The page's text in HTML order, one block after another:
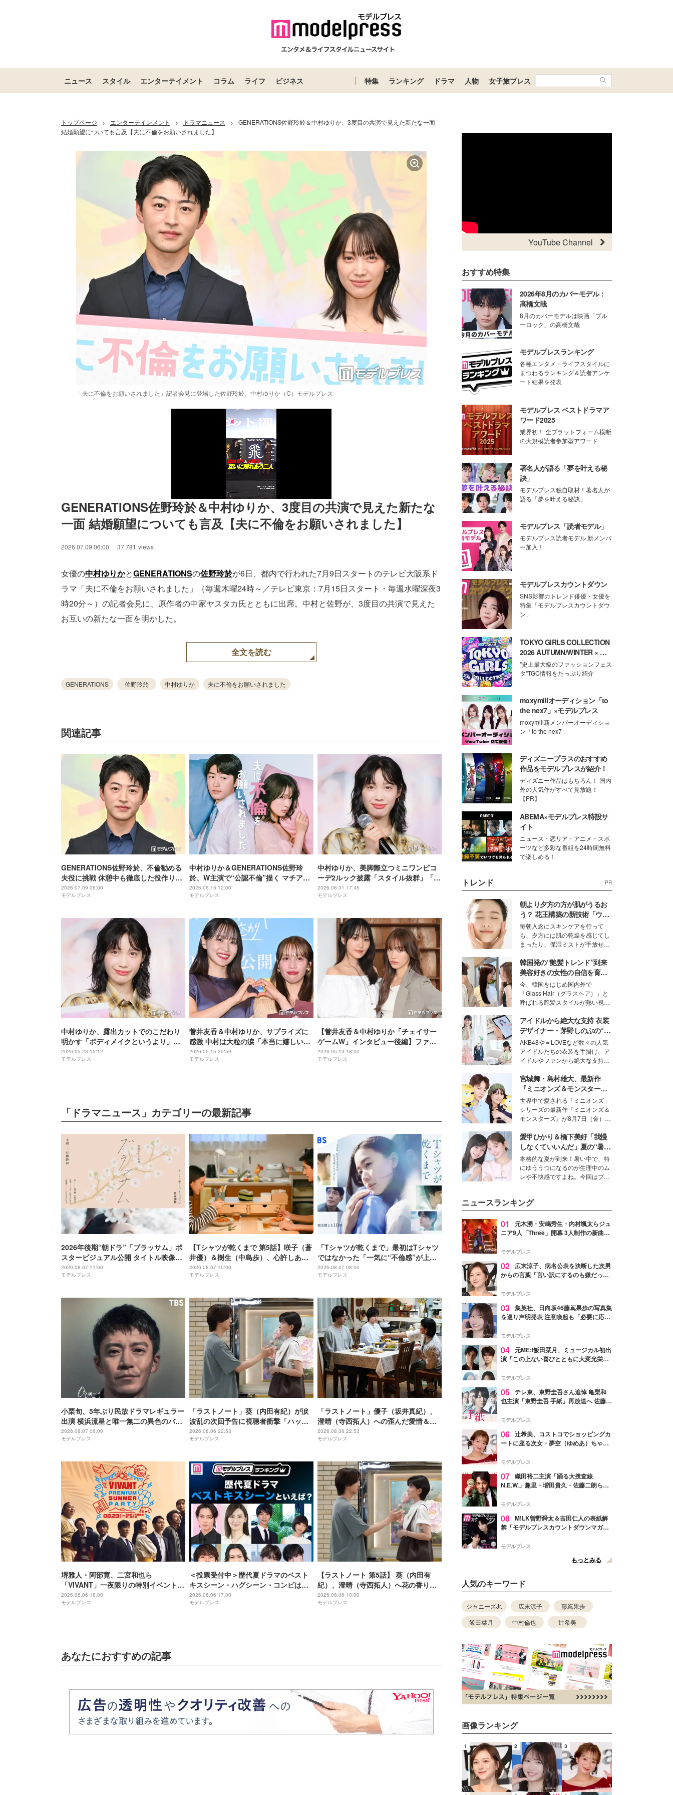
ニュース スタイル エンターテイメント コラム ライフ ビジネス 特集 ランキング ドラマ 人物 女子旅プレス
トップページ > エンターテインメント > ドラマニュース >
GENERATIONS佐野玲於＆中村ゆりか、3度目の共演で見えた新たな一面
結婚願望についても言及【夫に不倫をお願いされました】
「夫に不倫をお願いされました」記者会見に登場した佐野玲於、中村ゆりか（C）モデルプレス
GENERATIONS佐野玲於＆中村ゆりか、3度目の共演で見えた新たな
一面 結婚願望についても言及【夫に不倫をお願いされました】
2026.07.09 06:00 37,781 views
女優の中村ゆりかとGENERATIONSの佐野玲於が6日、都内で行われた7月9日スタートのテレビ大阪系ド
ラマ「夫に不倫をお願いされました」（毎週木曜24時～／テレビ東京：7月15日スタート・毎週水曜深夜3
時20分～）の記者会見に、原作者の中家ヤスタカ氏とともに出席。中村と佐野が、3度目の共演で見えた
お互いの新たな一面を明かした。
全文を読む
GENERATIONS 佐野玲於 中村ゆりか 夫に不倫をお願いされました
関連記事
GENERATIONS佐野玲於、不倫勧める
夫役に挑戦 休憩中も徹底した役作り
【夫に不倫をお願いされました】
2026.07.09 06:00
モデルプレス
中村ゆりか＆GENERATIONS佐野玲
於、W主演で“公認不倫”描く マチア
プ・女風…衝撃の実話描いた漫画をド
ラマ化【夫に不倫をお願いされまし
2026.06.15 12:00
モデルプレス
中村ゆりか、美脚際立つミニワンピコ
ーデ2ルック披露「スタイル抜群」「ど
んな服も似合ってて天才」
2026.06.01 17:45
モデルプレス
中村ゆりか、露出カットでのこだわり
明かす「ボディメイクというより」
【Yu LU ri NA】
2026.05.23 15:12
モデルプレス
菅井友香＆中村ゆりか、サプライズに
感激 中村は大粒の涙「本当に嬉しいで
す」【チェイサーゲームW 水魚の交わ
り】
2026.05.15 20:59
モデルプレス
【菅井友香＆中村ゆりか「チェイサー
ゲームW」インタビュー後編】ファン
人気高いキスシーン撮影裏話「ほぼぶ
っつけ本番だった」
2026.05.13 18:00
モデルプレス
「ドラマニュース」カテゴリーの最新記事
2026年後期“朝ドラ”「ブラッサム」ポ
スタービジュアル公開 タイトル映像担
当・ドラマの語りも決定
2026.08.07 11:00
モデルプレス
【Tシャツが乾くまで 第5話】咲子（蒼
井優）＆樹生（中島歩）、心許しあえ
る関係に 事故から一年・新たな章の幕
上がる
2026.08.07 10:00
モデルプレス
「Tシャツが乾くまで」最初はTシャツ
ではなかった「一気に“不倫感”が上が
りませんか？」タイトル決定の裏側＆
物語に仕掛けたユニークな視点【脚本
2026.08.07 08:00
モデルプレス
小栗旬、5年ぶり民放ドラマレギュラー
出演 横浜流星と唯一無二の異色のバデ
ィで初共演【LOST10】
2026.08.07 06:00
モデルプレス
「ラストノート」葵（内田有紀）が涙
波乱の次回予告に視聴者衝撃「ハッピ
ーエンドに進むのかと思ったのに」
「不穏すぎる」【ネタバレあり】
2026.08.06 22:53
モデルプレス
「ラストノート」優子（坂井真紀）、
澄晴（寺西拓人）への歪んだ愛情＆執
着浮き彫りに「完全にホラー」「目に
光がない」【ネタバレあり】
2026.08.06 22:53
モデルプレス
堺雅人・阿部寛、二宮和也ら
「VIVANT」一夜限りの特別イベント出
演者11人解禁
2026.08.06 18:00
モデルプレス
＜投票受付中＞歴代夏ドラマのベスト
キスシーン・ハグシーン・コンビは？
【モデルプレスランキング】
2026.08.06 17:00
モデルプレス
【ラストノート 第5話】 葵（内田有
紀）、澄晴（寺西拓人）へ花の香り感
じなくなった経緯明かす
2026.08.06 10:00
モデルプレス
あなたにおすすめの記事
YouTube Channel
おすすめ特集
2026年8月のカバーモデル：
高橋文哉
8月のカバーモデルは映画「ブル
ーロック」の高橋文哉
モデルプレスランキング
各種エンタメ・ライフスタイルに
まつわるランキング＆読者アンケ
ート結果を発表
モデルプレス ベストドラマア
ワード2025
業界初！ 全プラットフォーム横断
の大規模読者参加型アワード
著名人が語る「夢を叶える秘
訣」
モデルプレス独自取材！著名人が
語る「夢を叶える秘訣」
モデルプレス「読者モデル」
モデルプレス読者モデル 新メンバ
ー加入！
モデルプレスカウントダウン
SNS影響力トレンド俳優・女優を
特集「モデルプレスカウントダウ
ン」
TOKYO GIRLS COLLECTION
2026 AUTUMN/WINTER × モ
デルプレス
"史上最大級のファッションフェス
タ"TGC情報をたっぷり紹介
moxymillオーディション「to
the nex7」×モデルプレス
moxymill新メンバーオーディショ
ン「to the nex7」
ディズニープラスのおすすめ
作品をモデルプレスが紹介！
ディズニー作品はもちろん！ 国内
外の人気作がすべて見放題！
【PR】
ABEMA×モデルプレス特設サ
イト
ニュース・恋リア・アニメ・スポ
ーツなど多彩な番組を24時間無料
で楽しめる！
トレンド PR
朝より夕方の方が肌がうるお
う？ 花王構築の新技術「ウォ
ーターキャプチャリングスキ
ン（捕水肌）」がスキンケア
の常識を変える予感
毎朝入念にスキンケアを行って
も、夕方には肌の乾燥を感じてし
まったり、保湿ミストが手放せな
な美容の常識を大きく変える可能
性を秘めた、革新的な「Water
Capturing Skin（ウォーターキャ
プチャリングスキン：捕水肌）」
技術を、花王が構築した。
韓国発の“艶髪トレンド”到来
美容好きの女性の自信を育む
「ヘアケア事情」って？
今、韓国をはじめ国内外で
「Glass Hair（グラスヘア）」と
呼ばれる艶髪スタイルが熱い視線
ションの完成度を高めるベースと
して、“髪そのものの美しさ”に改
めて注目する人が増えている様
子。今回は、そんな憧れの艶やか
な髪を日常で叶える、美容好きの
女性たちのヘアケア事情を紹介し
ます。
アイドルから絶大な支持 衣装
デザイナー・茅野しのぶの“可
愛い”を作る美学＜「シチズン
クロスシー」インタビュー＞
AKB48や＝LOVEなど数々の人気
アイドルたちの衣装を手掛け、ア
イドルやファンから絶大な支持を
取締役兼クリエイティブディレク
ター・茅野しのぶ。一人ひとりの
個性に寄り添い、魅力を引き出す
衣装作りは、多くの女性たちに勇
気と自信を与え続けている。
宮城舞・島村雄大、最新作
『ミニオンズ＆モンスター
ズ』の魅力熱弁 ハチャメチャ
だけじゃない“友情と絆”に感
動
世界中で愛される「ミニオンズ」
シリーズの最新作『ミニオンズ＆
モンスターズ』が8月7日（金）に
ニオン好き”という共通点を持つモ
デルの宮城舞と島村雄大の特別対
談をお届け！それぞれの視点か
ら、今作ならではの魅力や予想外
の感動をもたらす奥深いストーリ
ーについて熱く語り合ってもらっ
愛甲ひかり＆橋下美好「我慢
しなくていいんだ」夏の“暑さ
対策”の新しい選択肢とは？
本格的な夏が到来！暑い中で、特
にゆううつになるのが生理中のム
レや不快感ですよね。今回はプラ
好さんを迎えて本音で女子会トー
ク。猛暑のお出かけを快適に過ご
すヒントや、2人が感動した夏の
生理の新常識にも迫りました。
ニュースランキング
01
元木湧・安嶋秀生・内村颯太らジュ
ニア9人「Three」開幕 3人制作の新曲＆
進んで夢を掴みたい」【ゲネプロレポ】
モデルプレス
02
広末涼子、病名公表を決断した次男
からの言葉「言い訳にするのも嫌だっ
モデルプレス
03 集英社、日向坂46藤嶌果歩の写真集
を巡り声明発表 注意喚起も「必要に応じ
モデルプレス
04 元ME:I飯田栞月、ミュージカル初出
演「この上ない喜びとともに大変光栄」
ャスト発表
モデルプレス
05 テレ東、東野圭吾さん追悼 亀梨和
也主演「東野圭吾 手紙」再放送へ 佐藤隆
モデルプレス
06 辻希美、コストコでショッピングカ
ートに座る次女・夢空（ゆめあ）ちゃん
ぎ」「成長を感じる」の声
モデルプレス
07 織田裕二主演「踊る大捜査線
N.E.W.」趣里・増田貴久・佐藤二朗ら新
徴する“謎のキーワード”も
モデルプレス
08 M!LK曽野舜太＆吉田仁人の表紙解
禁「モデルプレスカウントダウンマガジ
モデルプレス
もっとみる
人気のキーワード
ジャニーズJr. 広末涼子
藤嶌果歩
飯田栞月
中村倫也 辻希美
画像ランキング
1 2 3